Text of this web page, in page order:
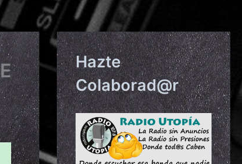
Hazte
Colaborad@r